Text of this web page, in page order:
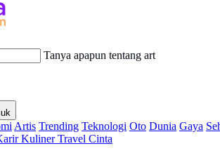
Tanya apapun tentang artikel ini...
Artis Trending Teknologi Oto Dunia Gaya
KulinerTravel Cinta